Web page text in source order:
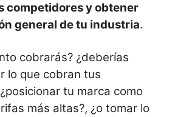
competidores y obtener
general de tu industria.
cobrarás? ¿deberías
lo que cobran tus
tu marca como
más altas?, ¿o tomar lo